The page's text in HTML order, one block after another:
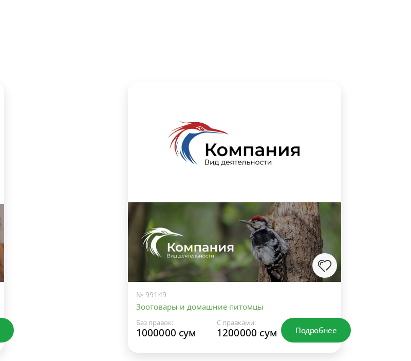
№ 99149
Зоотовары и домашние питомцы
Без правок:
1000000 сум
С правками:
1200000 сум Подробнее